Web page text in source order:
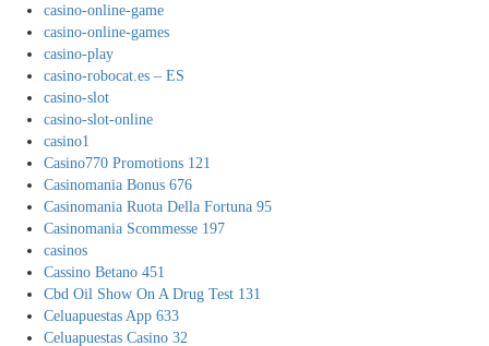
casino-online-game
casino-online-games
casino-play
casino-robocat.es – ES
casino-slot
casino-slot-online
casino1
Casino770 Promotions 121
Casinomania Bonus 676
Casinomania Ruota Della Fortuna 95
Casinomania Scommesse 197
casinos
Cassino Betano 451
Cbd Oil Show On A Drug Test 131
Celuapuestas App 633
Celuapuestas Casino 32